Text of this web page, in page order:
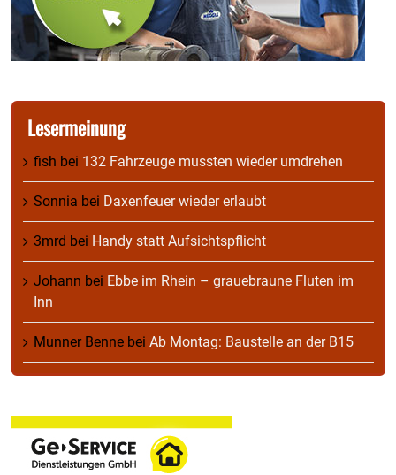
Lesermeinung
fish bei 132 Fahrzeuge mussten wieder umdrehen
Sonnia bei Daxenfeuer wieder erlaubt
3mrd bei Handy statt Aufsichtspflicht
Johann bei Ebbe im Rhein – grauebraune Fluten im
Inn
Munner Benne bei Ab Montag: Baustelle an der B15